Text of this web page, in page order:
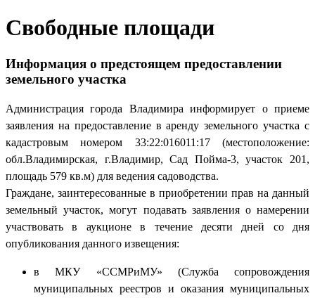
Свободные площади
Информация о предстоящем предоставлении
земельного участка
Администрация города Владимира информирует о приеме
заявления на предоставление в аренду земельного участка с
кадастровым номером 33:22:016011:17 (местоположение:
обл.Владимирская, г.Владимир, Сад Пойма-3, участок 201,
площадь 579 кв.м) для ведения садоводства.
Граждане, заинтересованные в приобретении прав на данный
земельный участок, могут подавать заявления о намерении
участвовать в аукционе в течение десяти дней со дня
опубликования данного извещения:
в МКУ «ССМРиМУ» (Служба сопровождения
муниципальных реестров и оказания муниципальных